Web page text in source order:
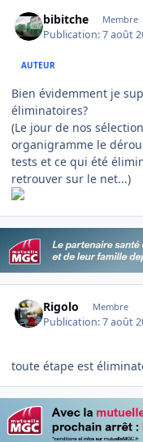
bibitche Membre
Publication:7 août
AUTEUR
Bien évidemment je
éliminatoires?
(Le jour de nos
organigramme le
tests et ce qui été
retrouver sur le net...)
Rigolo Membre
Publication:7 août
toute étape est